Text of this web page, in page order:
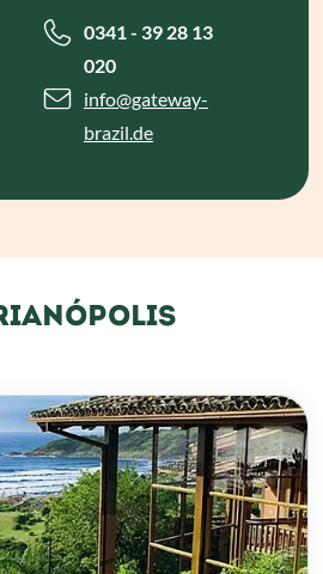
0341 - 39 28 13
020
info@gateway-
brazil.de